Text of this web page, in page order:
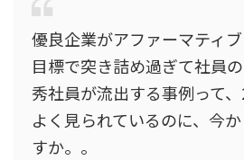
優良企業がアファーマティ
目標で突き詰め過ぎて社員
秀社員が流出する事例って
よく見られているのに、今
すか。。